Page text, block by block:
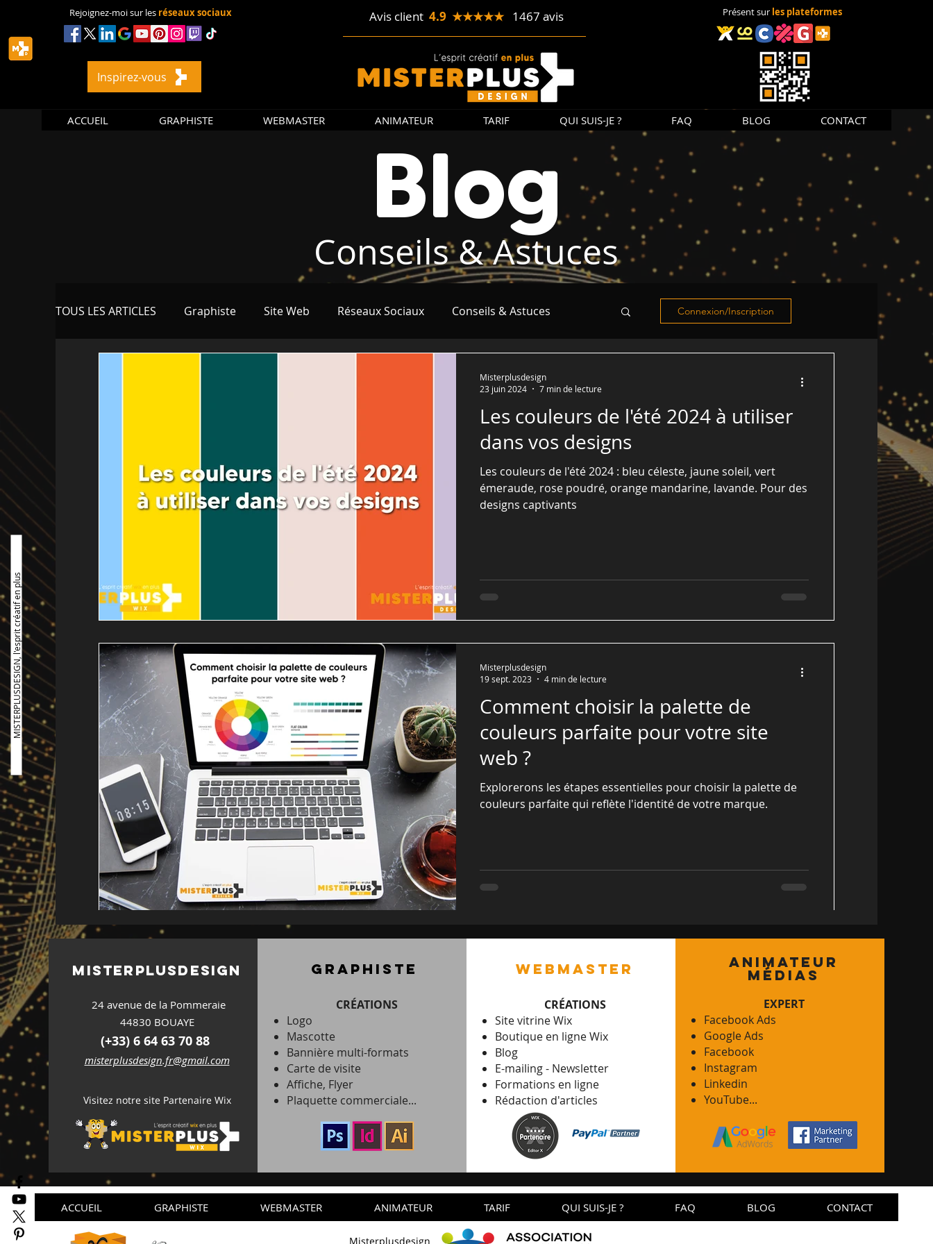
Rejoignez-moi sur les réseaux sociaux Avis client4.9 ★★★★★ 1467 avis Présent sur les plateformes
Inspirez-vous
ACCUEIL GRAPHISTE WEBMASTER ANIMATEUR TARIF QUI SUIS-JE ? FAQ BLOG CONTACT
MISTERPLUSDESIGN, l'esprit créatif en plus
Blog
Conseils & Astuces
TOUS LES ARTICLES Graphiste Site Web Réseaux Sociaux Conseils & Astuces Connexion/Inscription
Les couleurs de l'été 2024 à utiliser
dans vos designs
Les couleurs de l'été 2024 : bleu céleste, jaune soleil, vert
émeraude, rose poudré, orange mandarine, lavande. Pour des
designs captivants
Misterplusdesign
23 juin 2024
7 min de lecture
Comment choisir la palette de
couleurs parfaite pour votre site
web ?
Explorerons les étapes essentielles pour choisir la palette de
couleurs parfaite qui reflète l'identité de votre marque.
Misterplusdesign
19 sept. 2023
4 min de lecture
misterplusdesign
24 avenue de la Pommeraie
44830 BOUAYE
(+33) 6 64 63 70 88
misterplusdesign.fr@gmail.com
Visitez notre site Partenaire Wix
graphiste
CRÉATIONS
Logo
Mascotte
Bannière multi-formats
Carte de visite
Affiche, Flyer
Plaquette commerciale...
webmaster
CRÉATIONS
Site vitrine Wix
Boutique en ligne Wix
Blog
E-mailing - Newsletter
Formations en ligne
Rédaction d'articles
animateur
mÉdias
EXPERT
Facebook Ads
Google Ads
Facebook
Instagram
Linkedin
YouTube...
ACCUEIL GRAPHISTE WEBMASTER ANIMATEUR TARIF QUI SUIS-JE ? FAQ BLOG CONTACT
Misterplusdesign